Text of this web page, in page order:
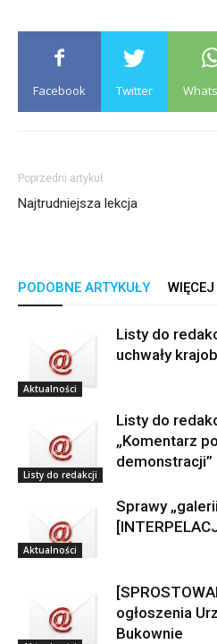
Facebook Twitter
Poprzedni artykuł
Najtrudniejsza lekcja
PODOBNE ARTYKUŁY
Aktualności
Listy do
uchwały
Listy do redakcji
Listy do
„Komentarz
demonstracji”
Aktualności
Sprawy
ogłoszenia
Bukownie